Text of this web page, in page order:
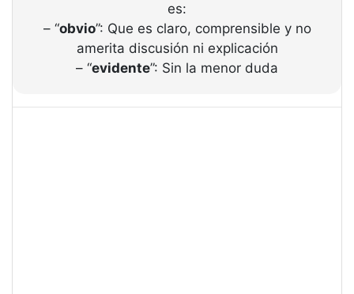
es:
– “obvio”: Que es claro, comprensible y no
amerita discusión ni explicación
– “evidente”: Sin la menor duda